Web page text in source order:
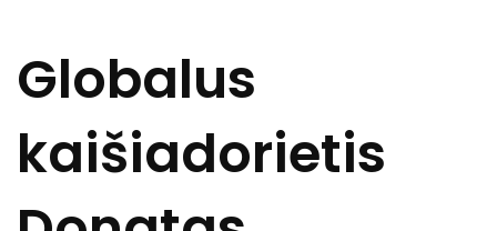
Globalus
kaišiadorietis